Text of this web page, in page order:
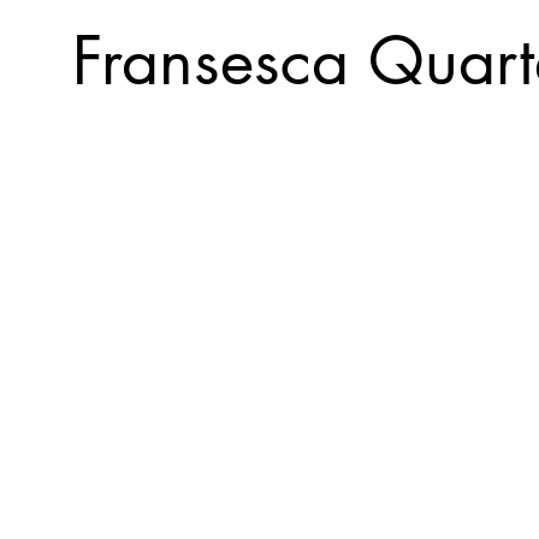
Fransesca